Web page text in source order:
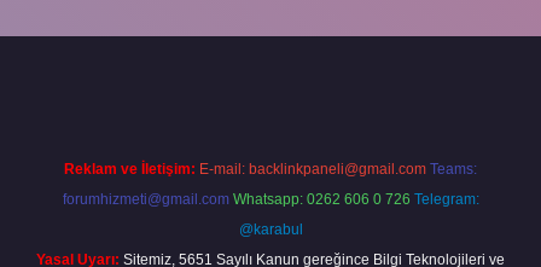
Reklam ve İletişim: E-mail: backlinkpaneli@gmail.com Teams:
forumhizmeti@gmail.com Whatsapp: 0262 606 0 726 Telegram:
@karabul
Yasal Uyarı: Sitemiz, 5651 Sayılı Kanun gereğince Bilgi Teknolojileri ve